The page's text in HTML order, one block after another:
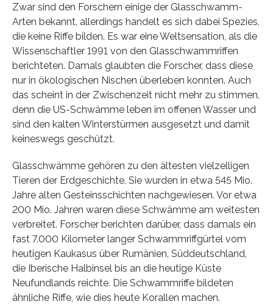
Zwar sind den Forschern einige der Glasschwamm-
Arten bekannt, allerdings handelt es sich dabei Spezies,
die keine Riffe bilden. Es war eine Weltsensation, als die
Wissenschaftler 1991 von den Glasschwammriffen
berichteten. Damals glaubten die Forscher, dass diese
nur in ökologischen Nischen überleben konnten. Auch
das scheint in der Zwischenzeit nicht mehr zu stimmen,
denn die US-Schwämme leben im offenen Wasser und
sind den kalten Winterstürmen ausgesetzt und damit
keineswegs geschützt.
Glasschwämme gehören zu den ältesten vielzelligen
Tieren der Erdgeschichte. Sie wurden in etwa 545 Mio.
Jahre alten Gesteinsschichten nachgewiesen. Vor etwa
200 Mio. Jahren waren diese Schwämme am weitesten
verbreitet. Forscher berichten darüber, dass damals ein
fast 7.000 Kilometer langer Schwammriffgürtel vom
heutigen Kaukasus über Rumänien, Süddeutschland,
die Iberische Halbinsel bis an die heutige Küste
Neufundlands reichte. Die Schwammriffe bildeten
ähnliche Riffe, wie dies heute Korallen machen.